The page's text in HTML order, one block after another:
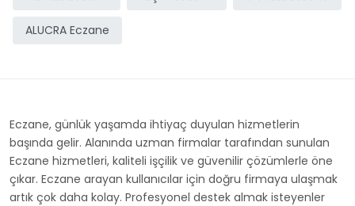
ALUCRA Eczane
Eczane, günlük yaşamda ihtiyaç duyulan hizmetlerin
başında gelir. Alanında uzman firmalar tarafından sunulan
Eczane hizmetleri, kaliteli işçilik ve güvenilir çözümlerle öne
çıkar. Eczane arayan kullanıcılar için doğru firmaya ulaşmak
artık çok daha kolay. Profesyonel destek almak isteyenler